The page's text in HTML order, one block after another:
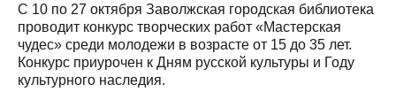
C 10 по 27 октября Заволжская городская библиотека
проводит конкурс творческих работ «Мастерская
чудес» среди молодежи в возрасте от 15 до 35 лет.
Конкурс приурочен к Дням русской культуры и Году
культурного наследия.